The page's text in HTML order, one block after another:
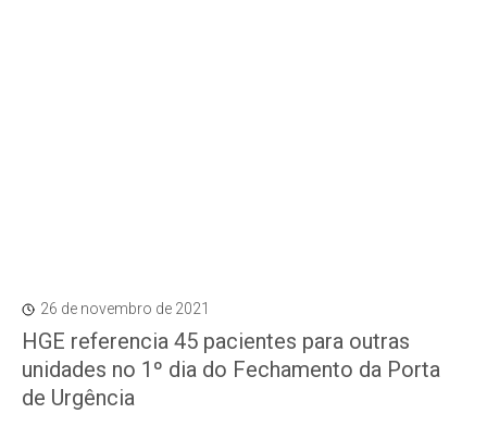
26 de novembro de 2021
HGE referencia 45 pacientes para outras
unidades no 1º dia do Fechamento da Porta
de Urgência